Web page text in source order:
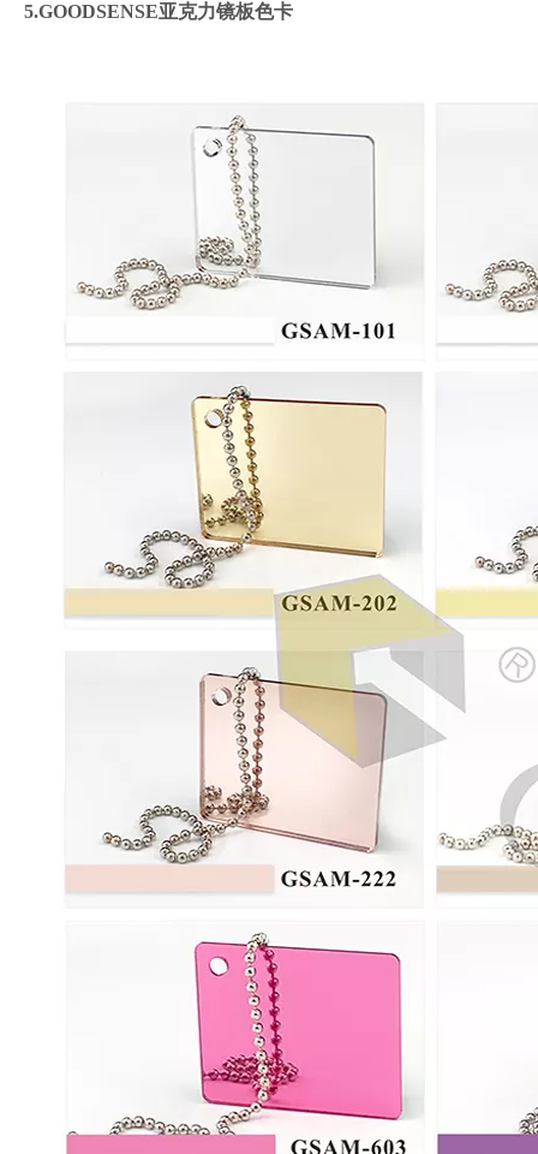
5.GOODSENSE亚克力镜板色卡